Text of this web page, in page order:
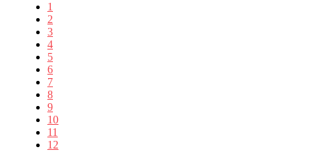
1
2
3
4
5
6
7
8
9
10
11
12